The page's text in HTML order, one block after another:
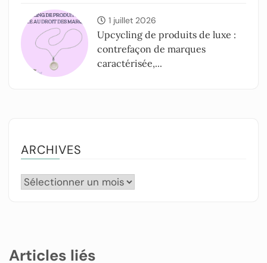
1 juillet 2026
Upcycling de produits de luxe :
contrefaçon de marques
caractérisée,...
ARCHIVES
Articles liés